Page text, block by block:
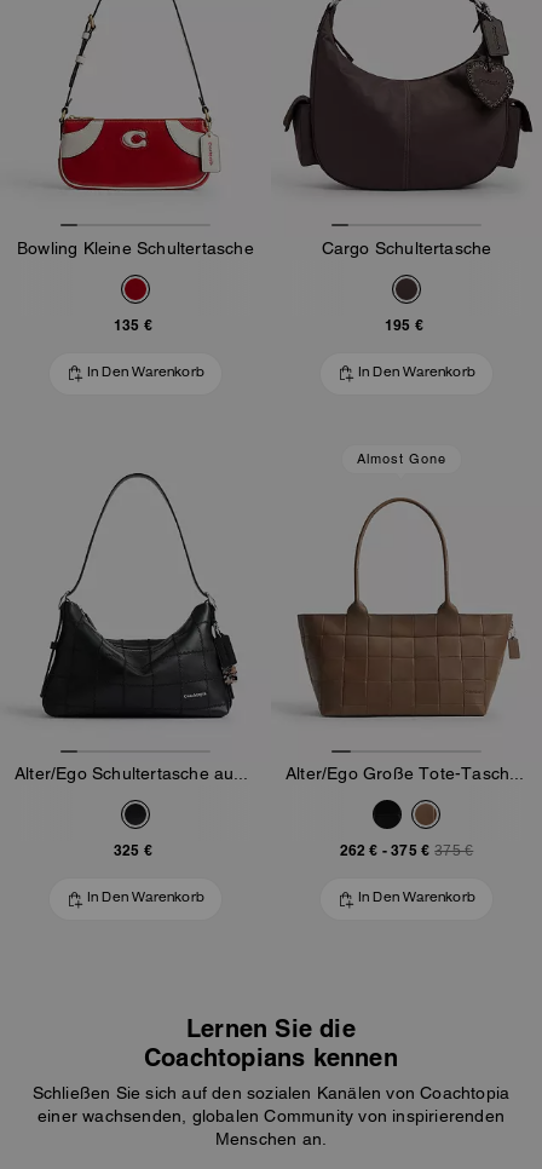
Bowling Kleine Schultertasche
135 €
In Den Warenkorb
Cargo Schultertasche
195 €
In Den Warenkorb
Alter/Ego Schultertasche aus Upcrafted Leather im Schachbrettmuster
325 €
In Den Warenkorb
Almost Gone
Alter/Ego Große Tote-Tasche Aus Upcrafted-Leder
262 € -375 € 375 €
In Den Warenkorb
Lernen Sie die
Coachtopians kennen
Schließen Sie sich auf den sozialen Kanälen von Coachtopia
einer wachsenden, globalen Community von inspirierenden
Menschen an.